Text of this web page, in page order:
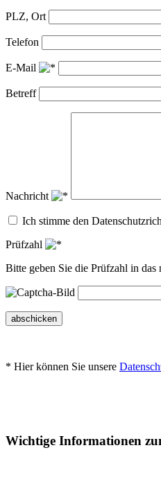
PLZ, Ort
Telefon
E-Mail
Betreff
Nachricht
Ich stimme den
Prüfzahl
Bitte geben Sie die Prüfzahl in das
abschicken
* Hier können Sie unsere
Wichtige Informationen